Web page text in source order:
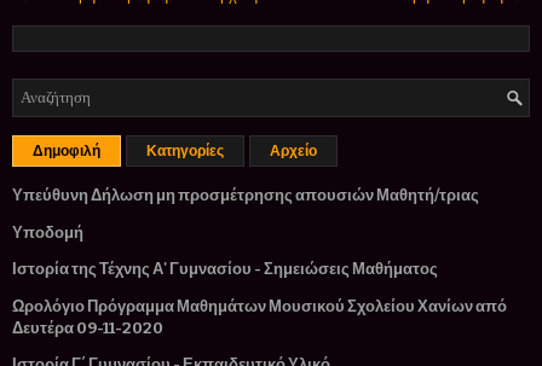
Δημοφιλή Κατηγορίες Αρχείο
Υπεύθυνη Δήλωση μη προσμέτρησης απουσιών Μαθητή/τριας
Υποδομή
Ιστορία της Τέχνης Α' Γυμνασίου - Σημειώσεις Μαθήματος
Ωρολόγιο Πρόγραμμα Μαθημάτων Μουσικού Σχολείου Χανίων από
Δευτέρα 09-11-2020